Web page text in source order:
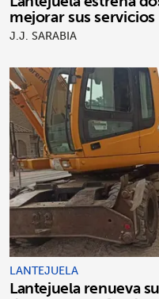
mejorar sus
J.J. SARABIA
LANTEJUELA
Lantejuela renueva